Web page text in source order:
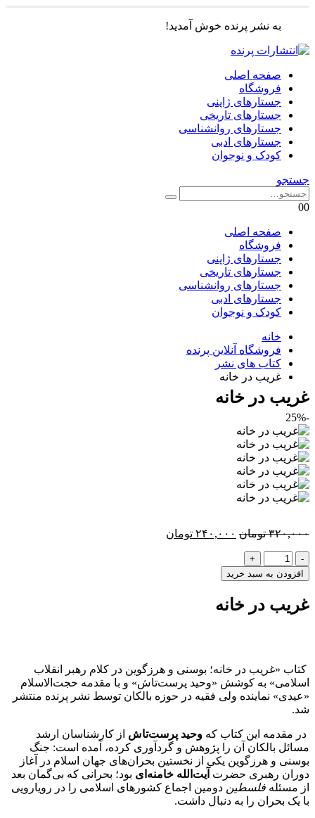
به نشر پرنده خوش آمدید!
صفحه اصلی
فروشگاه
جستارهای ژاپنی
جستارهای تاریخی
جستارهای روانشناسی
جستارهای ادبی
کودک و نوجوان
جستجو
00
صفحه اصلی
فروشگاه
جستارهای ژاپنی
جستارهای تاریخی
جستارهای روانشناسی
جستارهای ادبی
کودک و نوجوان
خانه
فروشگاه آنلاین پرنده
کتاب های نشر
غریب در خانه
غریب در خانه
-25%
۳۲۰,۰۰۰ تومان قیمت
بود.
۲۴۰,۰۰۰ تومان
-
+
افزودن به سبد خرید
غریب در خانه
کتاب «غریب در خانه؛ بوسنی و هرزگوین در کلام رهبر انقلاب
اسلامی» به کوشش «وحید پرست‌تاش» و با مقدمه حجت‌الاسلام
«عیدی» نماینده ولی فقیه در حوزه بالکان توسط نشر پرنده منتشر
شد.
در مقدمه این کتاب که وحید پرست‌تاش از کارشناسان ارشد
مسائل بالکان آن را پژوهش و گردآوری کرده، آمده است: جنگ
بوسنی و هرزگوین یکی از نخستین بحران‌های جهان اسلام در آغاز
دوران رهبری حضرت آیت‌الله خامنه‌ای بود؛ بحرانی که بی‌گمان بعد
از مسئله فلسطین دومین اجماع کشورهای اسلامی را در رویارویی
با یک بحران را به دنبال داشت.